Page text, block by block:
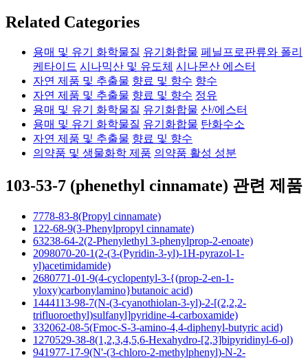
Related Categories
용매 및 유기 화학물질 유기화합물 페닐프로판류와 폴리
케타이드 시나믹산 및 유도체 시나몬산 에스터
자연 제품 및 추출물 향료 및 향수 향수
자연 제품 및 추출물 향료 및 향수 정유
용매 및 유기 화학물질 유기화합물 산/에스터
용매 및 유기 화학물질 유기화합물 탄화수소
자연 제품 및 추출물 향료 및 향수
의약품 및 생물화학 제품 의약품 활성 성분
103-53-7 (phenethyl cinnamate) 관련 제품
7778-83-8(Propyl cinnamate)
122-68-9(3-Phenylpropyl cinnamate)
63238-64-2(2-Phenylethyl 3-phenylprop-2-enoate)
2098070-20-1(2-(3-(Pyridin-3-yl)-1H-pyrazol-1-
yl)acetimidamide)
2680771-01-9(4-cyclopentyl-3-{(prop-2-en-1-
yloxy)carbonylamino}butanoic acid)
1444113-98-7(N-(3-cyanothiolan-3-yl)-2-[(2,2,2-
trifluoroethyl)sulfanyl]pyridine-4-carboxamide)
332062-08-5(Fmoc-S-3-amino-4,4-diphenyl-butyric acid)
1270529-38-8(1,2,3,4,5,6-Hexahydro-[2,3]bipyridinyl-6-ol)
941977-17-9(N'-(3-chloro-2-methylphenyl)-N-2-